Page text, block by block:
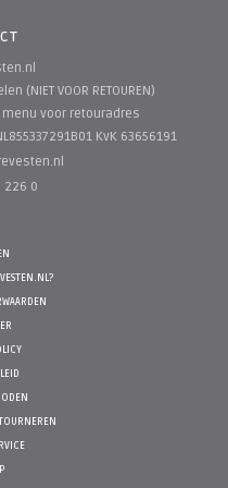
(NIET VOOR RETOUREN)
voor retouradres
KvK 63656191
226 0